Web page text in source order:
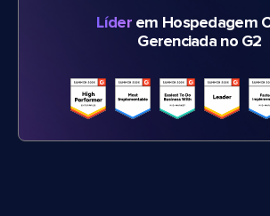
Líderem Hospedagem
Gerenciada no G2